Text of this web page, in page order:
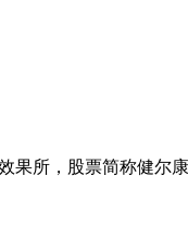
所，股票简称健尔康